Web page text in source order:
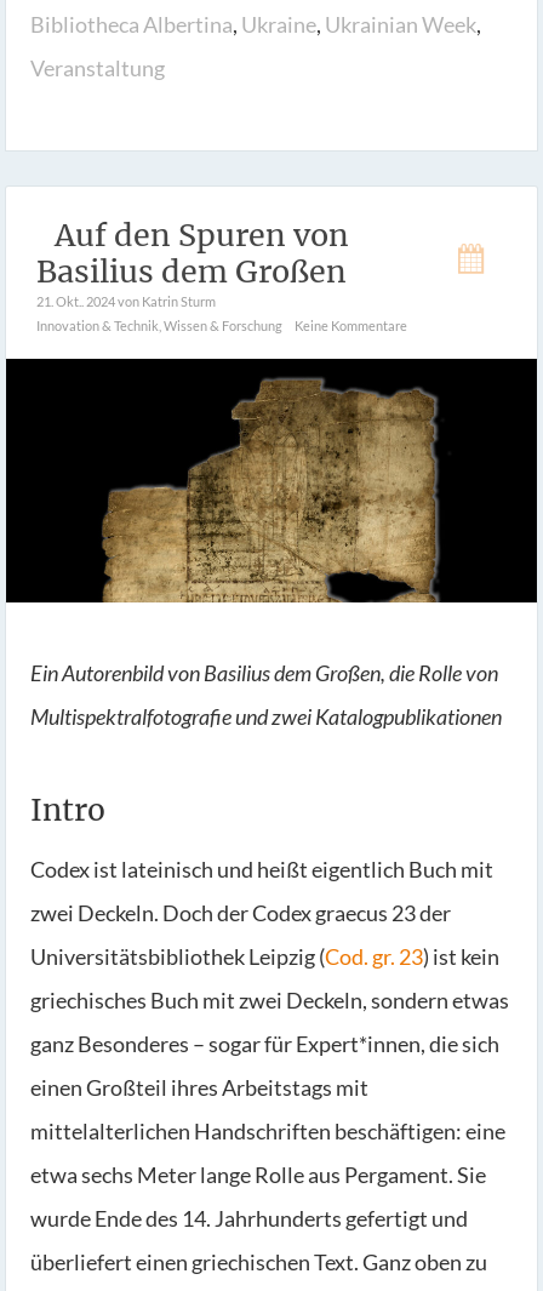
Bibliotheca Albertina, Ukraine, Ukrainian Week,
Veranstaltung
Auf den Spuren von
Basilius dem Großen
21. Okt.. 2024von Katrin Sturm
Innovation & Technik Wissen & Forschung Keine Kommentare
Ein Autorenbild von Basilius dem Großen, die Rolle von
Multispektralfotografie und zwei Katalogpublikationen
Intro
Codex ist lateinisch und heißt eigentlich Buch mit
zwei Deckeln. Doch der Codex graecus 23 der
Universitätsbibliothek Leipzig (Cod. gr. 23) ist kein
griechisches Buch mit zwei Deckeln, sondern etwas
ganz Besonderes – sogar für Expert*innen, die sich
einen Großteil ihres Arbeitstags mit
mittelalterlichen Handschriften beschäftigen: eine
etwa sechs Meter lange Rolle aus Pergament. Sie
wurde Ende des 14. Jahrhunderts gefertigt und
überliefert einen griechischen Text. Ganz oben zu